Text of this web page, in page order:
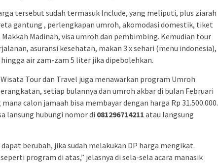
tersebut sudah termasuk Include, yang meliputi, plus ziarah
gantung , perlengkapan umroh, akomodasi domestik, tiket
Madinah, visa umroh dan pembimbing. Kemudian tour
asuransi kesehatan, makan 3 x sehari (menu indonesia),
air zam-zam 5 liter jika dipebolehkan.
Tour dan Travel juga menawarkan program Umroh
setiap bulannya dan umroh akbar di bulan Februari
calon jamaah bisa membayar dengan harga Rp 31.500.000.
lansung hubungi nomor di 081296714211 atau langsung
berubah, jika sudah melakukan DP harga mengikat.
program di atas,” jelasnya di sela-sela acara manasik